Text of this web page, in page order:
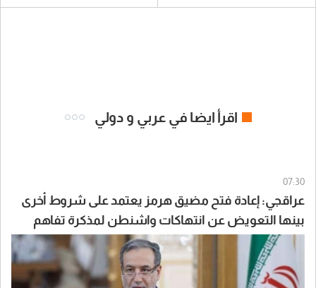
اقرأ ايضا في عربي و دولي
07:30
عراقجي: إعادة فتح مضيق هرمز يعتمد على شروط أخرى
بينها التعويض عن انتهاكات واشنطن لمذكرة تفاهم
إسلام آباد